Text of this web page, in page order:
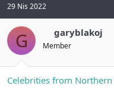
29 Nis 2022
G garyblakoj
Member
Celebrities from